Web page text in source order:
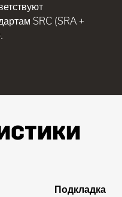
SRC (SRA +
Подкладка